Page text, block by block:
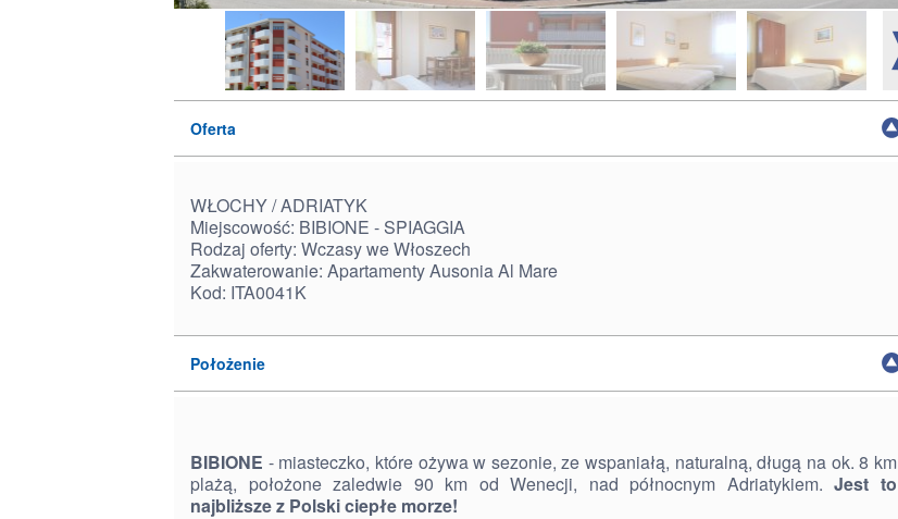
Oferta
WŁOCHY / ADRIATYK
Miejscowość: BIBIONE - SPIAGGIA
Rodzaj oferty: Wczasy we Włoszech
Zakwaterowanie: Apartamenty Ausonia Al Mare
Kod: ITA0041K
Położenie
BIBIONE - miasteczko, które ożywa w sezonie, ze wspaniałą, naturalną, długą na ok. 8 km
plażą, położone zaledwie 90 km od Wenecji, nad północnym Adriatykiem.Jest to
najbliższe z Polski ciepłe morze!